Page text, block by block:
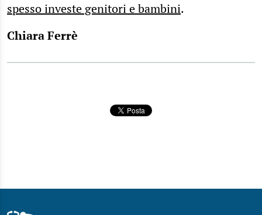
spesso investe genitori e bambini.
Chiara Ferrè